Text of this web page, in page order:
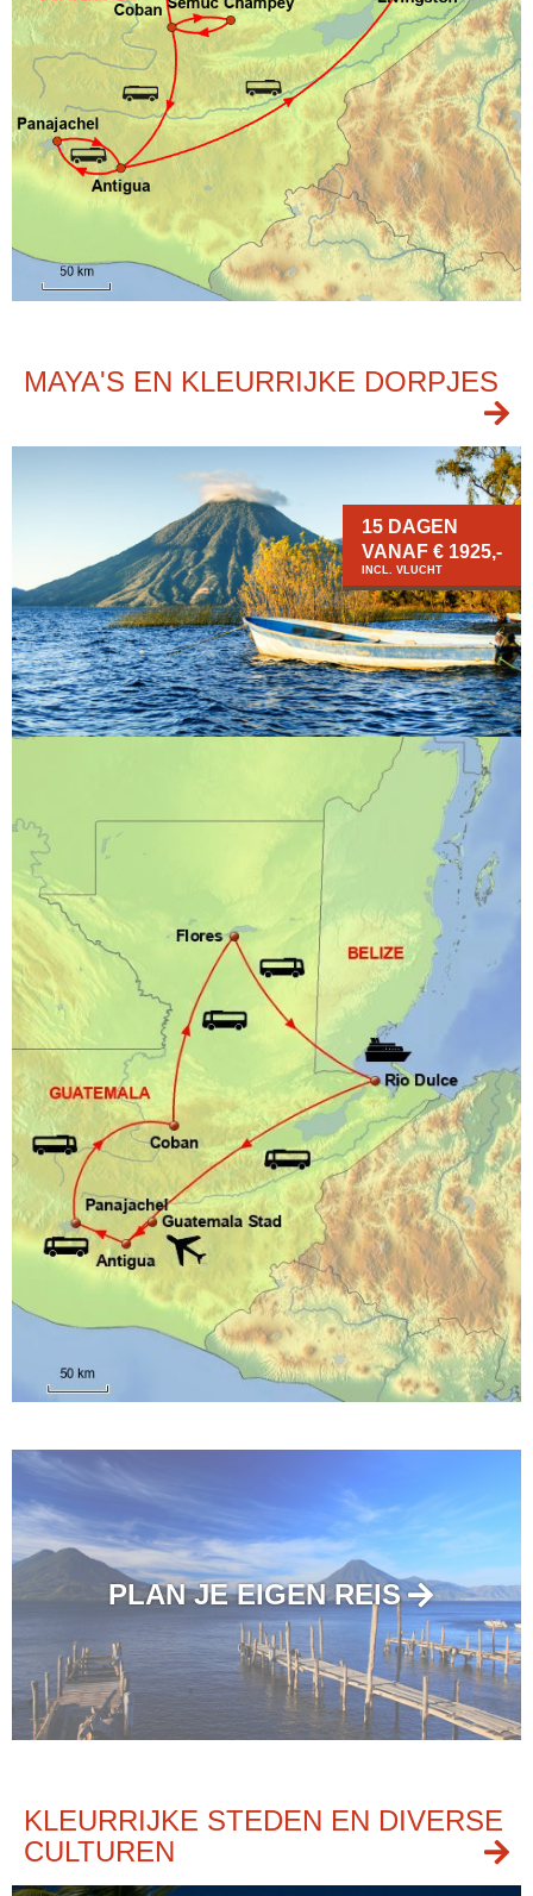
MAYA'S EN KLEURRIJKE DORPJES
15 DAGEN
VANAF € 1925,-
INCL. VLUCHT
PLAN JE EIGEN REIS
KLEURRIJKE STEDEN EN DIVERSE
CULTUREN